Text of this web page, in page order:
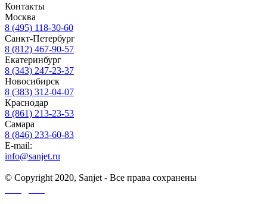
Контакты
Москва
8 (495) 118-30-60
Санкт-Петербург
8 (812) 467-90-57
Екатеринбург
8 (343) 247-23-37
Новосибирск
8 (383) 312-04-07
Краснодар
8 (861) 213-23-53
Самара
8 (846) 233-60-83
E-mail:
info@sanjet.ru
© Copyright 2020, Sanjet - Все права сохранены